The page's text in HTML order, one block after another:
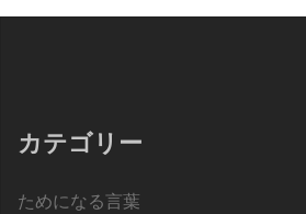
カテゴリー
ためになる言葉